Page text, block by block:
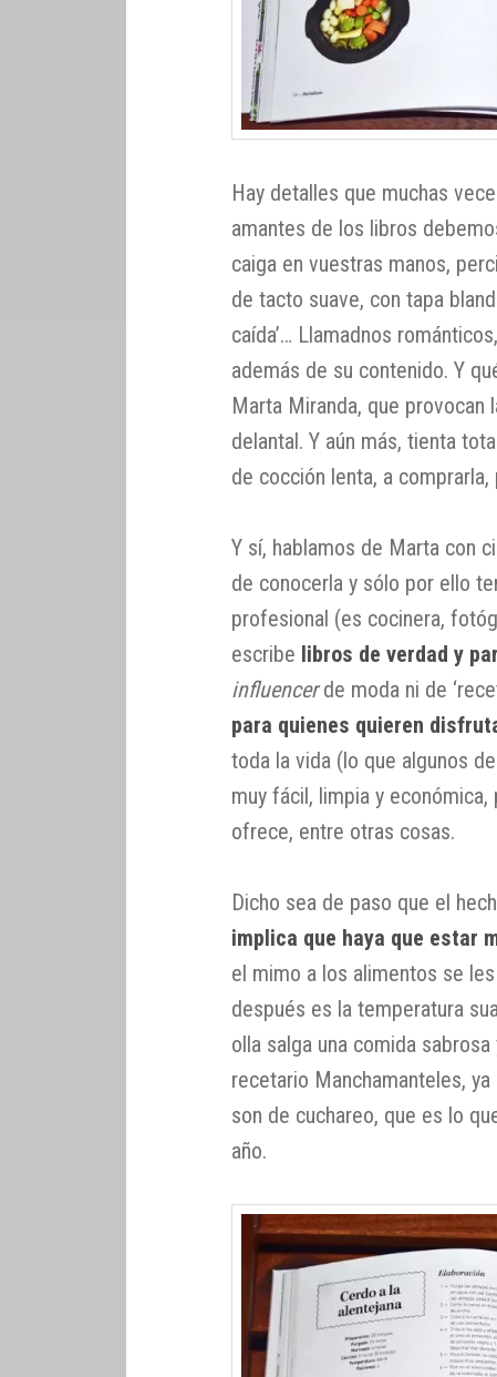
Hay detalles que muchas
amantes de los libros
caiga en vuestras manos,
de tacto suave, con tapa
caída’… Llamadnos
además de su contenido. Y
Marta Miranda, que provocan
delantal. Y aún más, tienta
de cocción lenta, a
Y sí, hablamos de Marta con
de conocerla y sólo por ello
profesional (es cocinera,
escribe libros de verdad y
influencerde moda ni de
para quienes quieren
toda la vida (lo que algunos
muy fácil, limpia y
ofrece, entre otras cosas.
Dicho sea de paso que el
implica que haya que estar
el mimo a los alimentos se
después es la temperatura
olla salga una comida
recetario Manchamanteles,
son de cuchareo, que es lo
año.